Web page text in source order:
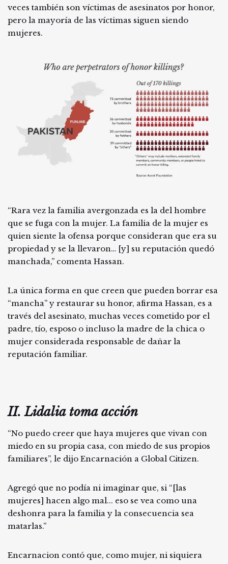
veces también son víctimas de asesinatos por honor,
pero la mayoría de las víctimas siguen siendo
mujeres.
“Rara vez la familia avergonzada es la del hombre
que se fuga con la mujer. La familia de la mujer es
quien siente la ofensa porque consideran que era su
propiedad y se la llevaron… [y] su reputación quedó
manchada,” comenta Hassan.
La única forma en que creen que pueden borrar esa
“mancha” y restaurar su honor, afirma Hassan, es a
través del asesinato, muchas veces cometido por el
padre, tío, esposo o incluso la madre de la chica o
mujer considerada responsable de dañar la
reputación familiar.
II. Lidalia toma acción
“No puedo creer que haya mujeres que vivan con
miedo en su propia casa, con miedo de sus propios
familiares”, le dijo Encarnación a Global Citizen.
Agregó que no podía ni imaginar que, si “[las
mujeres] hacen algo mal... eso se vea como una
deshonra para la familia y la consecuencia sea
matarlas.”
Encarnacion contó que, como mujer, ni siquiera